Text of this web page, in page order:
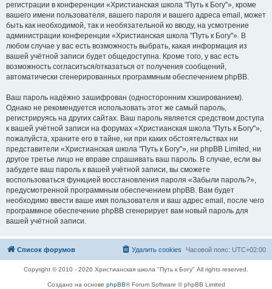
регистрации в конференции «Христианская школа "Путь к Богу"», кроме
вашего имени пользователя, вашего пароля и вашего адреса email, может
быть как необходимой, так и необязательной ко вводу, на усмотрение
администрации конференции «Христианская школа "Путь к Богу"». В
любом случае у вас есть возможность выбрать, какая информация из
вашей учётной записи будет общедоступна. Кроме того, у вас есть
возможность согласиться/отказаться от получения сообщений,
автоматически сгенерированных программным обеспечением phpBB.
Ваш пароль надёжно зашифрован (односторонним хэшированием).
Однако не рекомендуется использовать этот же самый пароль,
регистрируясь на других сайтах. Ваш пароль является средством доступа
к вашей учётной записи на форумах «Христианская школа "Путь к Богу"»,
пожалуйста, храните его в тайне, ни при каких обстоятельствах ни
представители «Христианская школа "Путь к Богу"», ни phpBB Limited, ни
другое третье лицо не вправе спрашивать ваш пароль. В случае, если вы
забудете ваш пароль к вашей учётной записи, вы сможете
воспользоваться функцией восстановления пароля «Забыли пароль?»,
предусмотренной программным обеспечением phpBB. Вам будет
необходимо ввести ваше имя пользователя и ваш адрес email, после чего
программное обеспечение phpBB сгенерирует вам новый пароль для
вашей учётной записи.
Список форумов Часовой пояс: UTC+02:00
Удалить cookies
Copyright © 2010 - 2026 Христианская школа "Путь к Богу" All rights reserved.
Создано на основе phpBB® Forum Software © phpBB Limited